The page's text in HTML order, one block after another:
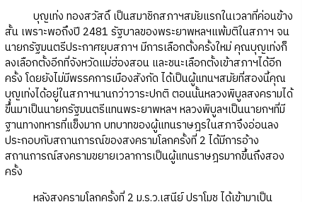
บุญเท่ง ทองสวัสดิ์ เป็นสมาชิกสภาฯสมัยแรกในเวลาที่ค่อนข้าง
สั้น เพราะพอถึงปี 2481 รัฐบาลของพระยาพหลฯแพ้มติในสภาฯ จน
นายกรัฐมนตรีประกาศยุบสภาฯ มีการเลือกตั้งครั้งใหม่ คุณบุญเท่งก็
ลงเลือกตั้งอีกที่จังหวัดแม่ฮ่องสอน และชนะเลือกตั้งเข้าสภาฯได้อีก
ครั้ง โดยยังไม่มีพรรคการเมืองสังกัด ได้เป็นผู้แทนฯสมัยที่สองนี้คุณ
บุญเท่งได้อยู่ในสภาฯนานกว่าวาระปกติ ตอนนั้นหลวงพิบูลสงครามได้
ขึ้นมาเป็นนายกรัฐมนตรีแทนพระยาพหลฯ หลวงพิบูลฯเป็นนายกฯที่มี
ฐานทางทหารที่แข็งมาก บทบาทของผู้แทนราษฎรในสภาจึงอ่อนลง
ประกอบกับสถานการณ์ของสงครามโลกครั้งที่ 2 ได้มีการอ้าง
สถานการณ์สงครามขยายเวลาการเป็นผู้แทนราษฎรมากขึ้นถึงสอง
ครั้ง
หลังสงครามโลกครั้งที่ 2 ม.ร.ว.เสนีย์ ปราโมช ได้เข้ามาเป็น